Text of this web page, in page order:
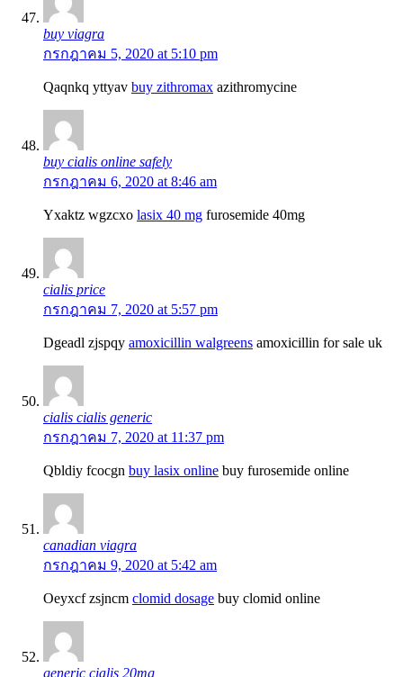
buy viagra
กรกฎาคม 5, 2020 at 5:10 pm
Qaqnkq yttyav buy zithromax azithromycine
buy cialis online safely
กรกฎาคม 6, 2020 at 8:46 am
Yxaktz wgzcxo lasix 40 mg furosemide 40mg
cialis price
กรกฎาคม 7, 2020 at 5:57 pm
Dgeadl zjspqy amoxicillin walgreens amoxicillin for sale uk
cialis cialis generic
กรกฎาคม 7, 2020 at 11:37 pm
Qbldiy fcocgn buy lasix online buy furosemide online
canadian viagra
กรกฎาคม 9, 2020 at 5:42 am
Oeyxcf zsjncm clomid dosage buy clomid online
generic cialis 20mg